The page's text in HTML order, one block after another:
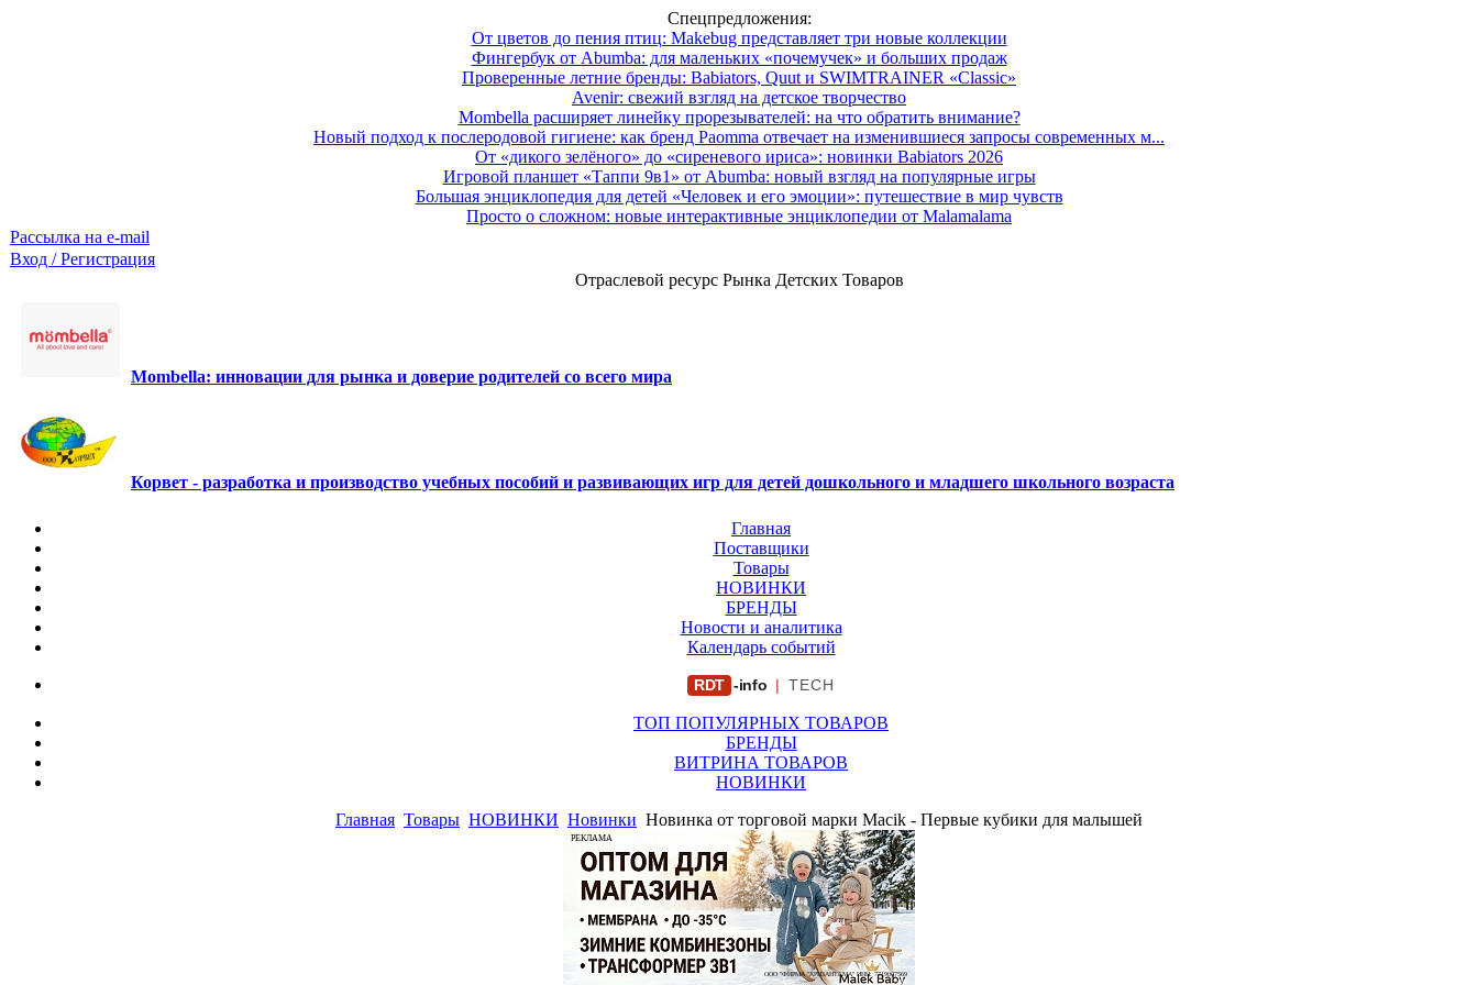
Спецпредложения:
От цветов до пения птиц: Makebug представляет три новые коллекции
Фингербук от Abumba: для маленьких «почемучек» и больших продаж
Проверенные летние бренды: Babiators, Quut и SWIMTRAINER «Classic»
Avenir: свежий взгляд на детское творчество
Mombella расширяет линейку прорезывателей: на что обратить внимание?
Новый подход к послеродовой гигиене: как бренд Paomma отвечает на изменившиеся запросы современных м...
От «дикого зелёного» до «сиреневого ириса»: новинки Babiators 2026
Игровой планшет «Таппи 9в1» от Abumba: новый взгляд на популярные игры
Большая энциклопедия для детей «Человек и его эмоции»: путешествие в мир чувств
Просто о сложном: новые интерактивные энциклопедии от Malamalama
Рассылка на e-mail
Вход / Регистрация
Отраслевой ресурс Рынка Детских Товаров
Mombella: инновации для рынка и доверие родителей со всего мира
Корвет - разработка и производство учебных пособий и развивающих игр для детей дошкольного и младшего школьного возраста
Главная
Поставщики
Товары
НОВИНКИ
БРЕНДЫ
Новости и аналитика
Календарь событий
RDT -info | TECH
ТОП ПОПУЛЯРНЫХ ТОВАРОВ
БРЕНДЫ
ВИТРИНА ТОВАРОВ
НОВИНКИ
Главная Товары НОВИНКИ Новинки Новинка от торговой марки Macik - Первые кубики для малышей
РЕКЛАМА
ООО "ФИРМА "ХРИЗАНТЕМА" ИНН: 7719007569